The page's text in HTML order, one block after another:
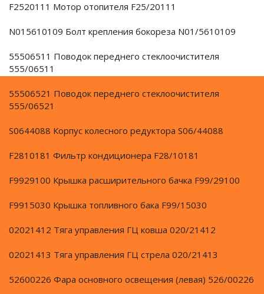
F2520111 Мотор отопителя F25/20111
N015610109 Болт крепления бокореза N01/5610109
55506511 Поводок переднего стеклоочистителя
555/06511
55506521 Поводок переднего стеклоочистителя
555/06521
S0644088 Корпус колесного редуктора S06/44088
F2810181 Фильтр кондиционера F28/10181
F9929100 Крышка расширительного бачка F99/29100
F9915030 Крышка топливного бака F99/15030
02021412 Тяга управления ГЦ ковша 020/21412
02021413 Тяга управления ГЦ стрела 020/21413
52600226 Фара основного освещения (левая) 526/00226